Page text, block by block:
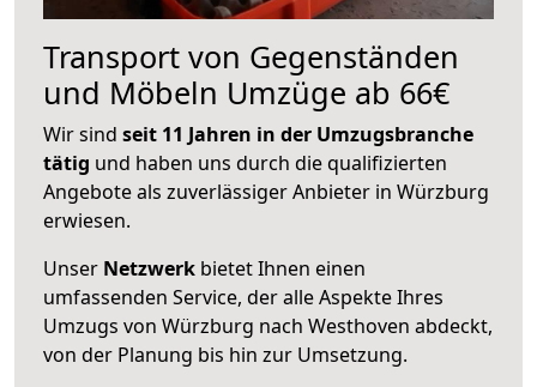
Transport von Gegenständen
und Möbeln Umzüge ab 66€
Wir sind seit 11 Jahren in der Umzugsbranche
tätig und haben uns durch die qualifizierten
Angebote als zuverlässiger Anbieter in Würzburg
erwiesen.
Unser Netzwerk bietet Ihnen einen
umfassenden Service, der alle Aspekte Ihres
Umzugs von Würzburg nach Westhoven abdeckt,
von der Planung bis hin zur Umsetzung.